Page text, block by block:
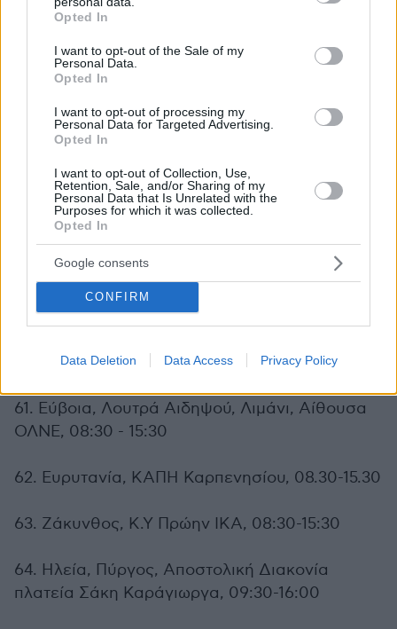
grant or deny consent to Google and its third-party tags to
use your data for below specified purposes in below Google
consent section.
Opted In
I want to opt-out of the Sale of my
Personal Data.
Opted In
I want to opt-out of processing my
Personal Data for Targeted Advertising.
Opted In
I want to opt-out of Collection, Use,
Retention, Sale, and/or Sharing of my
Personal Data that Is Unrelated with the
Purposes for which it was collected.
Opted In
Google consents
CONFIRM
Data Deletion Data Access Privacy Policy
09:00 -15:00
57. Έβρος, Κ.Υ. Ορεστιάδας, Ευρυπίδου
Ζιγκμπουργκ 10, 08:30 -16.00
58. Έβρος, Πλατεία Δασίου Ορεστιάδας, 11:00
-13.00
59. Έβρος, Λιμάνι Καμαριώτισσας, Σαμοθράκη,
08:00-15:00
60. Εύβοια, Χαλκίδα, 4ο Καπη Χαλκίδας, 7ου
Πατραϊκή, όπισθεν 4ου Λυκείου, 09:00 - 15:00
61. Εύβοια, Λουτρά Αιδηψού, Λιμάνι, Αίθουσα
ΟΛΝΕ, 08:30 - 15:30
62. Ευρυτανία, ΚΑΠΗ Καρπενησίου, 08.30-15.30
63. Ζάκυνθος, Κ.Υ Πρώην ΙΚΑ, 08:30-15:30
64. Ηλεία, Πύργος, Αποστολική Διακονία
πλατεία Σάκη Καράγιωργα, 09:30-16:00